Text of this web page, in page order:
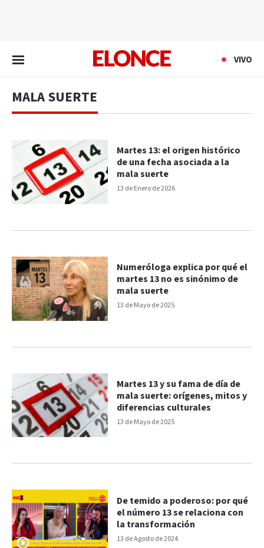
VIVO
MALA SUERTE
13 de Enero de 2026
Martes 13: el origen histórico
de una fecha asociada a la
mala suerte
13 de Mayo de 2025
Numeróloga explica por qué el
martes 13 no es sinónimo de
mala suerte
13 de Mayo de 2025
Martes 13 y su fama de día de
mala suerte: orígenes, mitos y
diferencias culturales
13 de Agosto de 2024
De temido a poderoso: por qué
el número 13 se relaciona con
la transformación